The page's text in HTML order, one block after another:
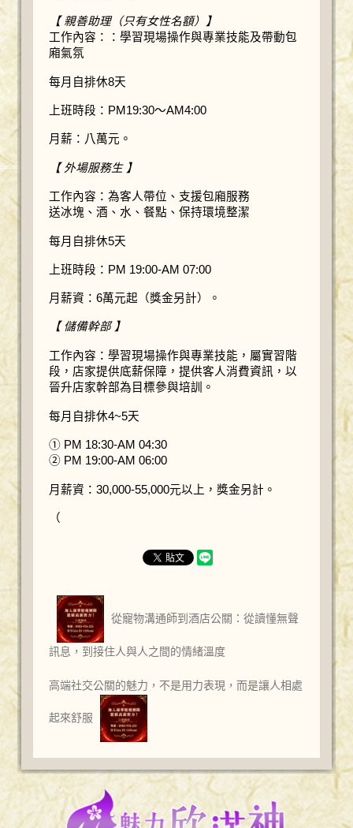
【 親善助理（只有女性名額）】
工作內容：：學習現場操作與專業技能及帶動包
廂氣氛
每月自排休8天
上班時段：PM19:30～AM4:00
月薪：八萬元。
【 外場服務生 】
工作內容：為客人帶位、支援包廂服務
送冰塊、酒、水、餐點、保持環境整潔
每月自排休5天
上班時段：PM 19:00-AM 07:00
月薪資：6萬元起（獎金另計）。
【 儲備幹部 】
工作內容：學習現場操作與專業技能，屬實習階
段，店家提供底薪保障，提供客人消費資訊，以
晉升店家幹部為目標參與培訓。
每月自排休4~5天
① PM 18:30-AM 04:30
② PM 19:00-AM 06:00
月薪資：30,000-55,000元以上，獎金另計。
（
從寵物溝通師到酒店公關：從讀懂無聲
訊息，到接住人與人之間的情緒溫度
高端社交公關的魅力，不是用力表現，而是讓人相處
起來舒服